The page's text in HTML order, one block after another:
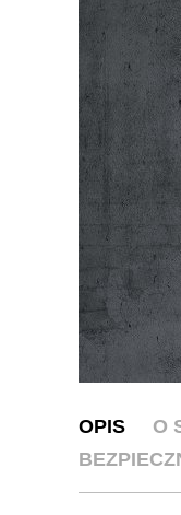
OPIS O